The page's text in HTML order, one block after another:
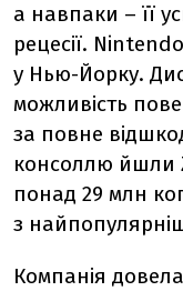
а навпаки – її
рецесії.
у Нью-Йорку.
можливість
за повне
консоллю йшли
понад 29 млн
з
Компанія